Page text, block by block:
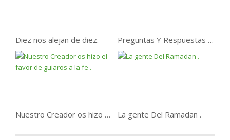
Diez nos alejan de diez. Preguntas Y Respuestas lógicas Sobre El Creador.
Nuestro Creador os hizo el favor de guiaros a la fe . La gente Del Ramadan .